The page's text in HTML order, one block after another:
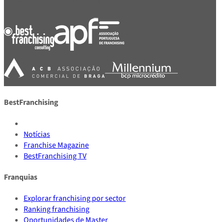
BestFranchising
Notícias
Franchise Magazine
BestFranchising TV
Franquias
Explorar franchising por sector
Ranking franchising